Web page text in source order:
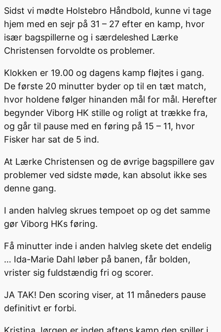
Sidst vi mødte Holstebro Håndbold, kunne vi tage
hjem med en sejr på 31 – 27 efter en kamp, hvor
især bagspillerne og i særdeleshed Lærke
Christensen forvoldte os problemer.
Klokken er 19.00 og dagens kamp fløjtes i gang.
De første 20 minutter byder op til en tæt match,
hvor holdene følger hinanden mål for mål. Herefter
begynder Viborg HK stille og roligt at trække fra,
og går til pause med en føring på 15 – 11, hvor
Fisker har sat de 5 ind.
At Lærke Christensen og de øvrige bagspillere gav
problemer ved sidste møde, kan absolut ikke ses
denne gang.
I anden halvleg skrues tempoet op og det samme
gør Viborg HKs føring.
Få minutter inde i anden halvleg skete det endelig
… Ida-Marie Dahl løber på banen, får bolden,
vrister sig fuldstændig fri og scorer.
JA TAK! Den scoring viser, at 11 måneders pause
definitivt er forbi.